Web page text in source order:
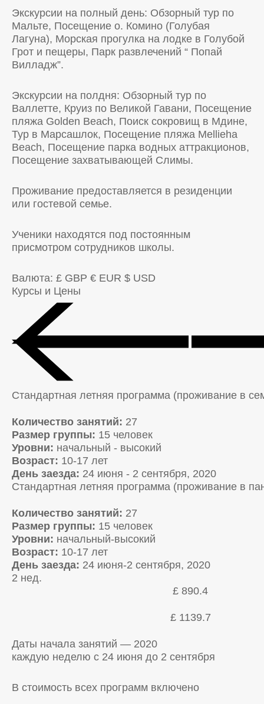
Экскурсии на полный день: Обзорный тур по
Мальте, Посещение о. Комино (Голубая
Лагуна), Морская прогулка на лодке в Голубой
Грот и пещеры, Парк развлечений “ Попай
Вилладж”.
Экскурсии на полдня: Обзорный тур по
Валлетте, Круиз по Великой Гавани, Посещение
пляжа Golden Beach, Поиск сокровищ в Мдине,
Тур в Марсашлок, Посещение пляжа Mellieha
Beach, Посещение парка водных аттракционов,
Посещение захватывающей Слимы.
Проживание предоставляется в резиденции
или гостевой семье.
Ученики находятся под постоянным
присмотром сотрудников школы.
Валюта: £ GBP € EUR $ USD
Курсы и Цены
Стандартная летняя программа (проживание в
Количество занятий: 27
Размер группы: 15 человек
Уровни: начальный - высокий
Возраст: 10-17 лет
День заезда: 24 июня - 2 сентября, 2020
Стандартная летняя программа (проживание в
Количество занятий: 27
Размер группы: 15 человек
Уровни: начальный-высокий
Возраст: 10-17 лет
День заезда: 24 июня-2 сентября, 2020
2 нед.
£ 890.4
£ 1139.7
Даты начала занятий — 2020
каждую неделю с 24 июня до 2 сентября
В стоимость всех программ включено